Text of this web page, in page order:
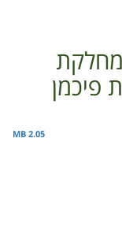
מחלקת
פיכמן
2.05 MB